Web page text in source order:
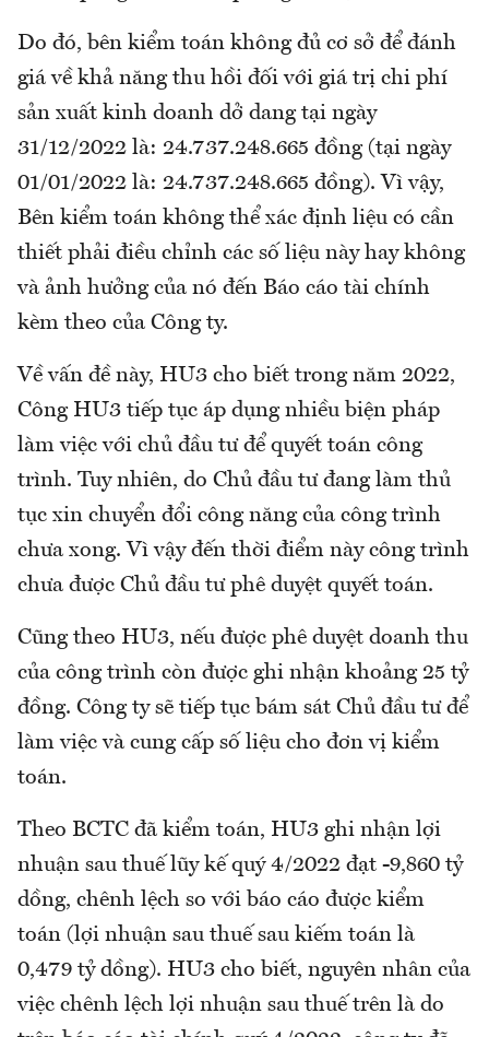
Do đó, bên kiểm toán không đủ cơ sở để đánh
giá về khả năng thu hồi đối với giá trị chi phí
sản xuất kinh doanh dở dang tại ngày
31/12/2022 là: 24.737.248.665 đồng (tại ngày
01/01/2022 là: 24.737.248.665 đồng). Vì vậy,
Bên kiểm toán không thể xác định liệu có cần
thiết phải điều chỉnh các số liệu này hay không
và ảnh hưởng của nó đến Báo cáo tài chính
kèm theo của Công ty.
Về vấn đề này, HU3 cho biết trong năm 2022,
Công HU3 tiếp tục áp dụng nhiều biện pháp
làm việc với chủ đầu tư để quyết toán công
trình. Tuy nhiên, do Chủ đầu tư đang làm thủ
tục xin chuyển đổi công năng của công trình
chưa xong. Vì vậy đến thời điểm này công trình
chưa được Chủ đầu tư phê duyệt quyết toán.
Cũng theo HU3, nếu được phê duyệt doanh thu
của công trình còn được ghi nhận khoảng 25 tỷ
đồng. Công ty sẽ tiếp tục bám sát Chủ đầu tư để
làm việc và cung cấp số liệu cho đơn vị kiểm
toán.
Theo BCTC đã kiểm toán, HU3 ghi nhận lợi
nhuận sau thuế lũy kế quý 4/2022 đạt -9,860 tỷ
dồng, chênh lệch so với báo cáo được kiểm
toán (lợi nhuận sau thuế sau kiếm toán là
0,479 tỷ dồng). HU3 cho biết, nguyên nhân của
việc chênh lệch lợi nhuận sau thuế trên là do